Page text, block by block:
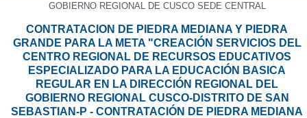
GOBIERNO REGIONAL DE CUSCO SEDE CENTRAL
CONTRATACION DE PIEDRA MEDIANA Y PIEDRA
GRANDE PARA LA META "CREACIÓN SERVICIOS DEL
CENTRO REGIONAL DE RECURSOS EDUCATIVOS
ESPECIALIZADO PARA LA EDUCACIÓN BASICA
REGULAR EN LA DIRECCIÓN REGIONAL DEL
GOBIERNO REGIONAL CUSCO-DISTRITO DE SAN
SEBASTIAN-P - CONTRATACIÓN DE PIEDRA MEDIANA